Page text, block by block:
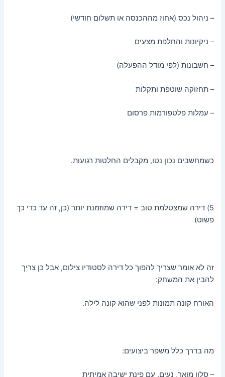
– ניהול נכס (אחוז מההכנסה או תשלום חודשי)
– ניקיונות והחלפת מצעים
– חשבונות (לפי מודל ההפעלה)
– תחזוקה שוטפת ותקלות
– עמלות פלטפורמות פרסום
כשמחשבים נכון נטו, מקבלים החלטות רגועות.
5) דירה שמצטלמת טוב = דירה שמוזמנת יותר (כן, זה עד כדי כך
פשוט)
זה לא אומר שצריך להפוך כל דירה לסטודיו צילום, אבל כן צריך
להבין את המשחק:
האורח קונה תמונות לפני שהוא קונה לילה.
מה בדרך כלל משפר ביצועים:
– סלון מואר, נעים, עם פינת ישיבה אמיתית